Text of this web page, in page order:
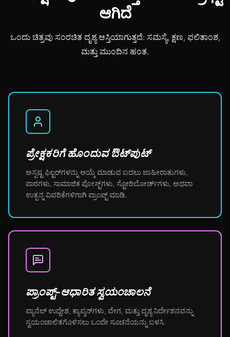
ಆಗಿದೆ
ಒಂದು ಚಿತ್ರವು ಸಂರಚಿತ ದೃಶ್ಯ ಆಸ್ತಿಯಾಗುತ್ತದೆ: ಸಮಸ್ಯೆ, ಕ್ಷಣ, ಫಲಿತಾಂಶ,
ಮತ್ತು ಮುಂದಿನ ಹಂತ.
ಪ್ರೇಕ್ಷಕರಿಗೆ ಹೊಂದುವ ಔಟ್‌ಪುಟ್
ಅಸ್ಪಷ್ಟ ಫಿಲ್ಟರ್‌ಗಳನ್ನು ಆಯ್ಕೆ ಮಾಡುವ ಬದಲು ಜಾಹೀರಾತುಗಳು,
ಪಾಠಗಳು, ಸಾಮಾಜಿಕ ಪೋಸ್ಟ್‌ಗಳು, ಸ್ಟೋರಿಬೋರ್ಡ್‌ಗಳು, ಅಥವಾ
ಉತ್ಪನ್ನ ವಿವರಿಕೆಗಳಿಗಾಗಿ ಪ್ರಾಂಪ್ಟ್ ಮಾಡಿ.
ಪ್ರಾಂಪ್ಟ್-ಆಧಾರಿತ ಸ್ವಯಂಚಾಲನೆ
ಪ್ಯಾನೆಲ್ ಉದ್ದೇಶ, ಕ್ಯಾಪ್ಶನ್‌ಗಳು, ವೇಗ, ಮತ್ತು ದೃಶ್ಯ ನಿರ್ದೇಶನವನ್ನು
ಸ್ವಯಂಚಾಲಿತಗೊಳಿಸಲು ಒಂದೇ ಸೂಚನೆಯನ್ನು ಬಳಸಿ.